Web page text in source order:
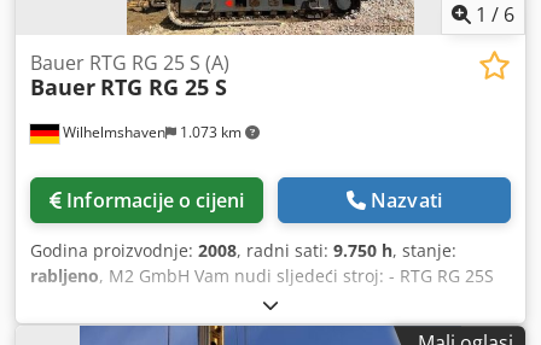
1 / 6
Wilhelmshaven 1.073 km
Bauer RTG RG 25 S (A)
Bauer RTG RG 25 S
Informacije o cijeni Nazvati
Godina proizvodnje: 2008, radni sati: 9.750 h, stanje:
rabljeno, M2 GmbH Vam nudi sljedeći stroj: - RTG RG 25S
postrojenje za zabijanje i bušenje Dsdpfeh Tyz Asx Ahzjkr -
Superstruktura: Sennebogen BS 80 R - Motor : CAT C 18